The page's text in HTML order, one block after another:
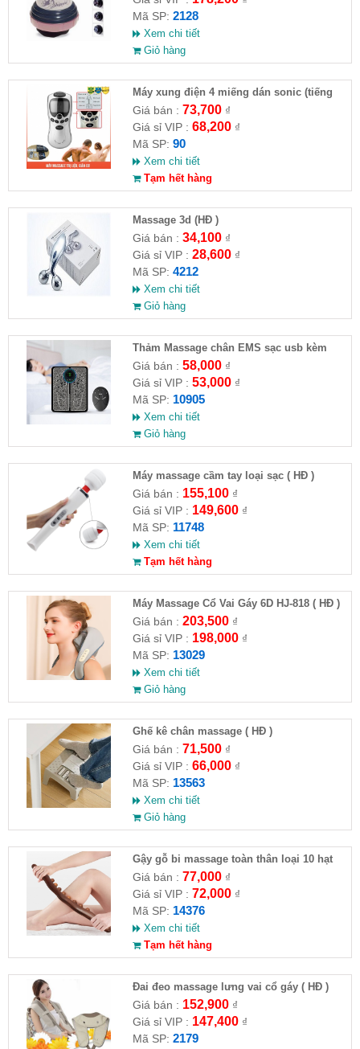
Mã SP: 2128
Xem chi tiết
Giỏ hàng
Máy xung điện 4 miếng dán sonic (tiếng
việt) ( HĐ )
Giá bán : 73,700₫
Giá sỉ VIP : 68,200₫
Mã SP: 90
Xem chi tiết
Tạm hết hàng
Massage 3d (HĐ )
Giá bán : 34,100₫
Giá sỉ VIP : 28,600₫
Mã SP: 4212
Xem chi tiết
Giỏ hàng
Thảm Massage chân EMS sạc usb kèm
remote
Giá bán : 58,000₫
Giá sỉ VIP : 53,000₫
Mã SP: 10905
Xem chi tiết
Giỏ hàng
Máy massage cầm tay loại sạc ( HĐ )
Giá bán : 155,100₫
Giá sỉ VIP : 149,600₫
Mã SP: 11748
Xem chi tiết
Tạm hết hàng
Máy Massage Cổ Vai Gáy 6D HJ-818 ( HĐ )
Giá bán : 203,500₫
Giá sỉ VIP : 198,000₫
Mã SP: 13029
Xem chi tiết
Giỏ hàng
Ghế kê chân massage ( HĐ )
Giá bán : 71,500₫
Giá sỉ VIP : 66,000₫
Mã SP: 13563
Xem chi tiết
Giỏ hàng
Gậy gỗ bi massage toàn thân loại 10 hạt
Giá bán : 77,000₫
Giá sỉ VIP : 72,000₫
Mã SP: 14376
Xem chi tiết
Tạm hết hàng
Đai đeo massage lưng vai cổ gáy ( HĐ )
Giá bán : 152,900₫
Giá sỉ VIP : 147,400₫
Mã SP: 2179